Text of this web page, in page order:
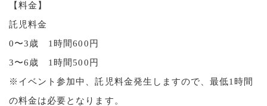
【料金】
託児料金
0〜3歳 1時間600円
3〜6歳 1時間500円
※イベント参加中、託児料金発生しますので、最低1時間
の料金は必要となります。